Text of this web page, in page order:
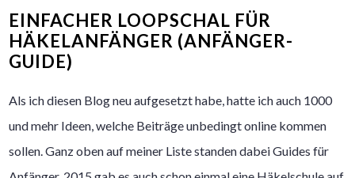
EINFACHER LOOPSCHAL FÜR
HÄKELANFÄNGER (ANFÄNGER-
GUIDE)
Als ich diesen Blog neu aufgesetzt habe, hatte ich auch 1000
und mehr Ideen, welche Beiträge unbedingt online kommen
sollen. Ganz oben auf meiner Liste standen dabei Guides für